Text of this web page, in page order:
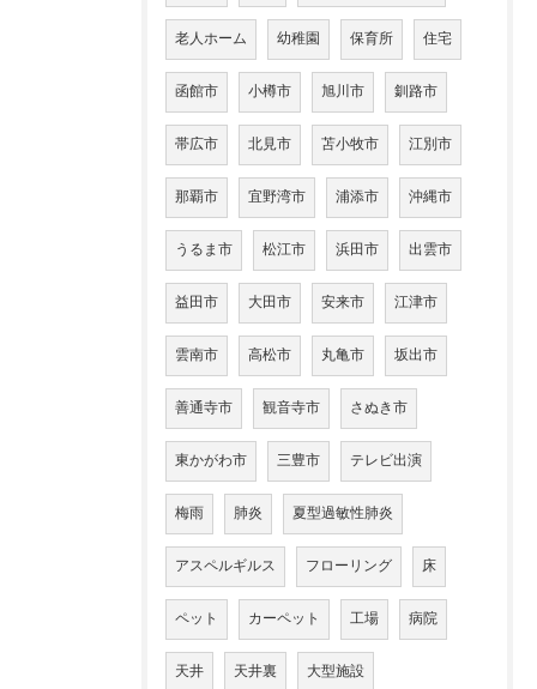
老人ホーム 幼稚園 保育所 住宅
函館市 小樽市 旭川市 釧路市
帯広市 北見市 苫小牧市 江別市
那覇市 宜野湾市 浦添市 沖縄市
うるま市 松江市 浜田市 出雲市
益田市 大田市 安来市 江津市
雲南市 高松市 丸亀市 坂出市
善通寺市 観音寺市 さぬき市
東かがわ市 三豊市 テレビ出演
梅雨 肺炎 夏型過敏性肺炎
アスペルギルス フローリング 床
ペット カーペット 工場 病院
天井 天井裏 大型施設